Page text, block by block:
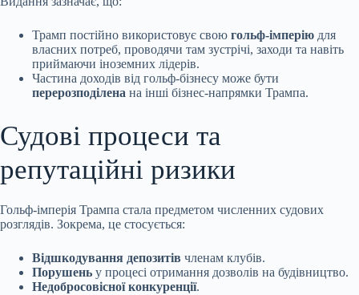
Трамп постійно використовує свою гольф-імперію для
власних потреб, проводячи там зустрічі, заходи та навіть
приймаючи іноземних лідерів.
Частина доходів від гольф-бізнесу може бути
перерозподілена на інші бізнес-напрямки Трампа.
Судові процеси та
репутаційні ризики
Гольф-імперія Трампа стала предметом численних судових
розглядів. Зокрема, це стосується:
Відшкодування депозитів членам клубів.
Порушень у процесі отримання дозволів на будівництво.
Недобросовісної конкуренції.